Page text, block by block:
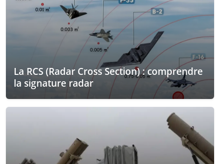
La RCS (Radar Cross Section) : comprendre
la signature radar